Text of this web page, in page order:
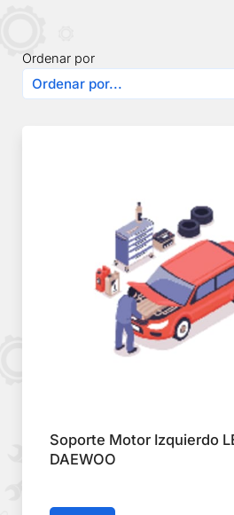
Ordenar por
Soporte Motor Izquierdo
DAEWOO